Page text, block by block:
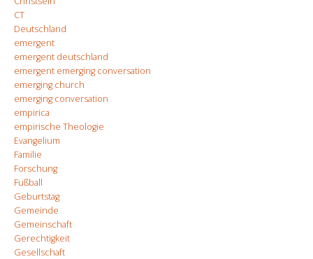
CT
Deutschland
emergent
emergent deutschland
emergent emerging conversation
emerging church
emerging conversation
empirica
empirische Theologie
Evangelium
Familie
Forschung
Fußball
Geburtstag
Gemeinde
Gemeinschaft
Gerechtigkeit
Gesellschaft